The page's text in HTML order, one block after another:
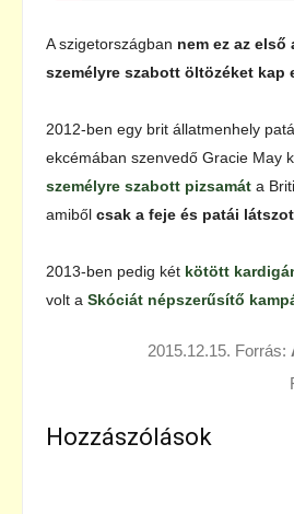
A szigetországban nem ez az
személyre szabott öltözéket kap
2012-ben egy brit állatmenhely
ekcémában szenvedő Gracie May
személyre szabott pizsamát a
amiből csak a feje és patái
2013-ben pedig két kötött
volt a Skóciát népszerűsítő
2015.12.15. Forrás:
Hozzászólások